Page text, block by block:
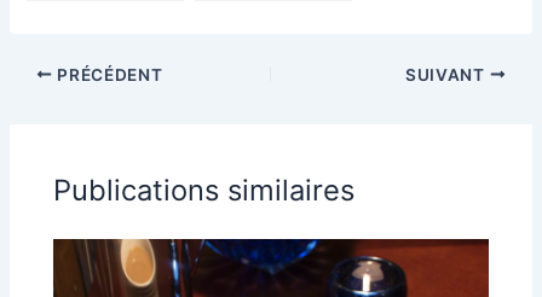
PRÉCÉDENT SUIVANT
Publications similaires